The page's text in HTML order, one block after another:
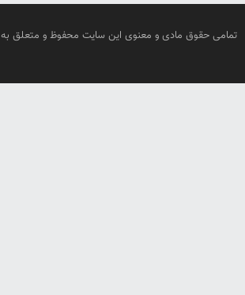
تمامی حقوق مادی و معنوی این سایت محفوظ و متعلق به